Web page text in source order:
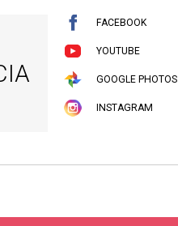
FACEBOOK
YOUTUBE
GOOGLE PHOTOS
INSTAGRAM